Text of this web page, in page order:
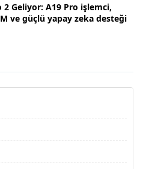
2 Geliyor: A19 Pro işlemci,
ve güçlü yapay zeka desteği